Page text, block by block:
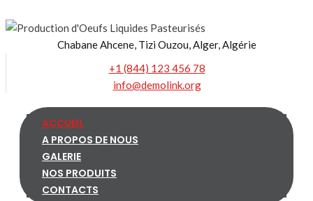
to
Chabane Ahcene, Tizi Ouzou, Alger, Algérie
+1 (844) 123 456 78
info@demolink.org
ACCUEIL
A PROPOS DE NOUS
GALERIE
NOS PRODUITS
CONTACTS